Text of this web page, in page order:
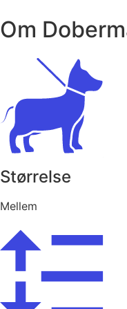
Om
Størrelse
Mellem